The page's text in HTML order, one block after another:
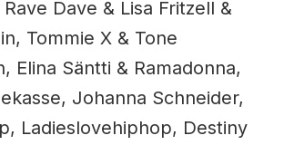
Dave & Lisa Fritzell &
Tommie X & Tone
Elina Säntti & Ramadonna,
Johanna Schneider,
Ladieslovehiphop, Destiny